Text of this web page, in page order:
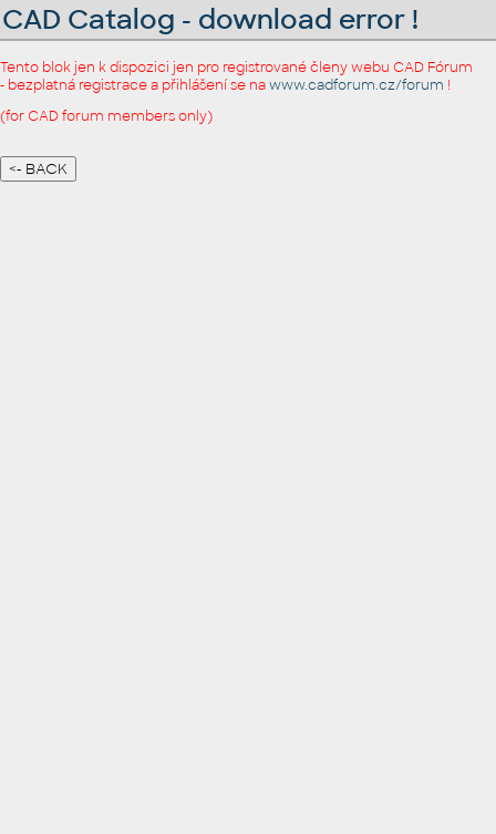
CAD Catalog - download error !
Tento blok jen k dispozici jen pro registrované členy webu CAD Fórum
- bezplatná registrace a přihlášení se nawww.cadforum.cz/forum !
(for CAD forum members only)